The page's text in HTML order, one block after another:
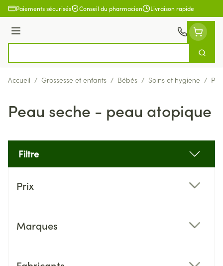
Aller au contenu
Paiements sécurisés Conseil du pharmacien Livraison rapide
Menu
Accueil / Grossesse et enfants / Bébés / Soins et hygiene /
Peau seche - peau atopique
Filtre
Prix
Marques